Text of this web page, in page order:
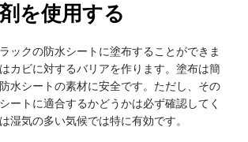
を使用する
ックの防水シートに塗布することができま
カビに対するバリアを作ります。塗布は簡
水シートの素材に安全です。ただし、その
ートに適合するかどうかは必ず確認してく
湿気の多い気候では特に有効です。